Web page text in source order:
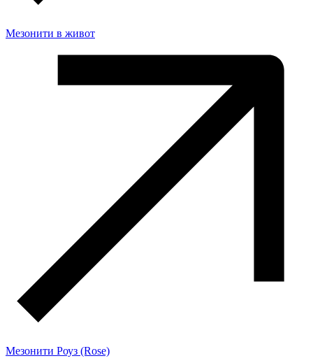
Мезонити в живот
Мезонити Роуз (Rose)